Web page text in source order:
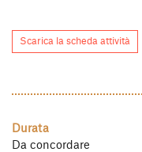
Scarica la scheda attività
Durata
Da concordare